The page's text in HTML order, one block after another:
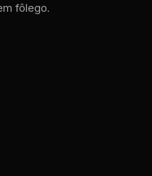
fôlego.